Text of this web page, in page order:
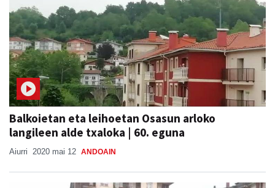
Balkoietan eta leihoetan Osasun arloko
langileen alde txaloka | 60. eguna
Aiurri 2020 mai 12 ANDOAIN